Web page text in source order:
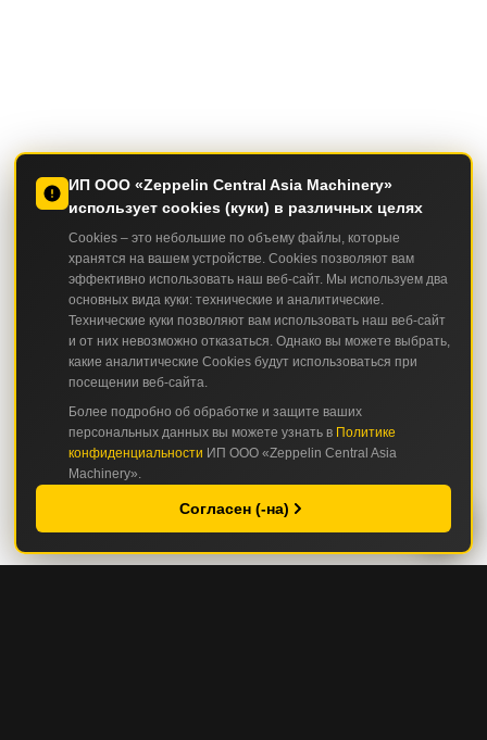
ИП ООО «Zeppelin Central Asia Machinery»
использует cookies (куки) в различных целях
Cookies – это небольшие по объему файлы, которые
хранятся на вашем устройстве. Cookies позволяют вам
эффективно использовать наш веб-сайт. Мы используем два
основных вида куки: технические и аналитические.
Технические куки позволяют вам использовать наш веб-сайт
и от них невозможно отказаться. Однако вы можете выбрать,
какие аналитические Cookies будут использоваться при
посещении веб-сайта.
Более подробно об обработке и защите ваших
персональных данных вы можете узнать в Политике
конфиденциальности ИП ООО «Zeppelin Central Asia
Machinery».
Согласен (-на)